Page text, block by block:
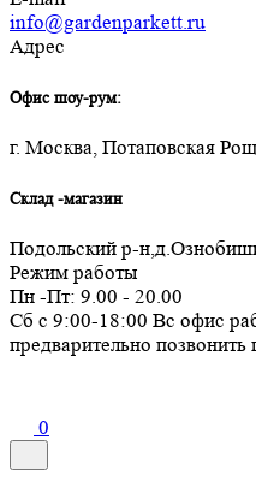
info@gardenparkett.ru
Адрес
Офис шоу-рум:
г. Москва, Потаповская
Склад -магазин
Подольский р-
Режим работы
Пн -Пт: 9.00 - 20.00
Сб с 9:00-18:00 Вс офис
предварительно
0